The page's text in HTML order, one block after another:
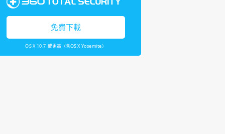
免費下載
OS X 10.7 或更高（含OS X Yosemite）